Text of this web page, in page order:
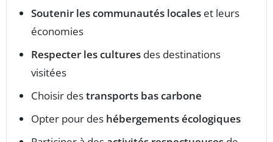
Soutenir les communautés locales et leurs
économies
Respecter les cultures des destinations
visitées
Choisir destransports bas carbone
Opter pour des hébergements écologiques